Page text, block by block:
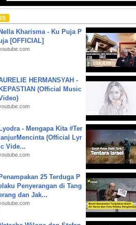
Nella Kharisma - Ku Puja P
[OFFICIAL]
HERMANSYAH -
KEPASTIAN (Official Music
Lyodra - Mengapa Kita #Ter
lanjurMencinta (Official Lyr
Vide...
Penampakan 25 Terduga P
Penyerangan di Tang
dan Jak...